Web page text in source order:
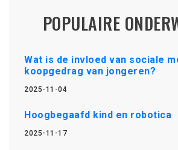
POPULAIRE
Wat is de invloed van sociale
koopgedrag van jongeren?
2025-11-04
Hoogbegaafd kind en robotica
2025-11-17